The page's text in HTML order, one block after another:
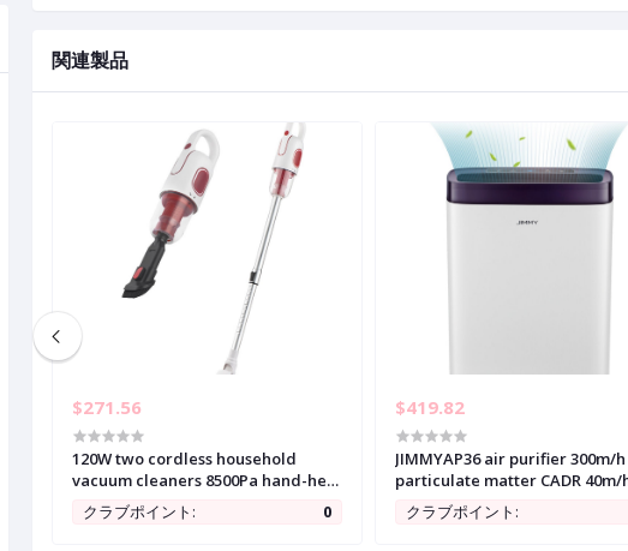
関連製品
$271.56
120W two cordless household
vacuum cleaners 8500Pa hand-held
vacuum cleaner
クラブポイント: 0
$419.82
JIMMYAP36 air purifier 300m/h
particulate matter CADR 40m/
formaldehyde CADR3
energy modes 3-speed LED
クラブポイント: